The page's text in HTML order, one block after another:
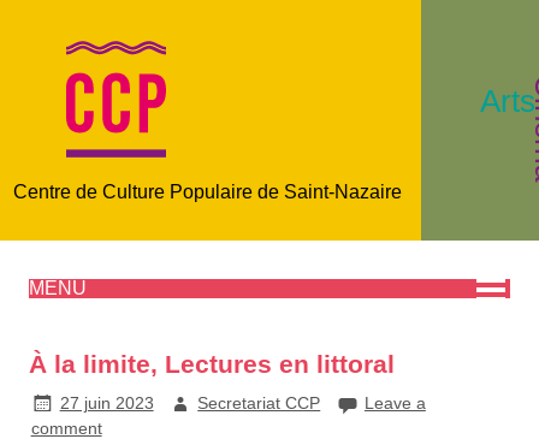
Centre de Culture Populaire de Saint-Nazaire
MENU
À la limite, Lectures en littoral
27 juin 2023 Secretariat CCP
Leave a
comment